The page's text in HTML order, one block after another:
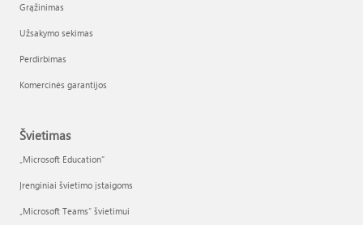
Grąžinimas
Užsakymo sekimas
Perdirbimas
Komercinės garantijos
Švietimas
„Microsoft Education“
Įrenginiai švietimo įstaigoms
„Microsoft Teams“ švietimui